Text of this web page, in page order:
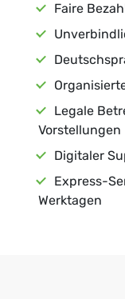
Faire
Legale
Vorstellungen
Digitaler
Express-
Werktagen